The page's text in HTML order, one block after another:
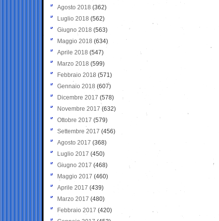
Agosto 2018 (362)
Luglio 2018 (562)
Giugno 2018 (563)
Maggio 2018 (634)
Aprile 2018 (547)
Marzo 2018 (599)
Febbraio 2018 (571)
Gennaio 2018 (607)
Dicembre 2017 (578)
Novembre 2017 (632)
Ottobre 2017 (579)
Settembre 2017 (456)
Agosto 2017 (368)
Luglio 2017 (450)
Giugno 2017 (468)
Maggio 2017 (460)
Aprile 2017 (439)
Marzo 2017 (480)
Febbraio 2017 (420)